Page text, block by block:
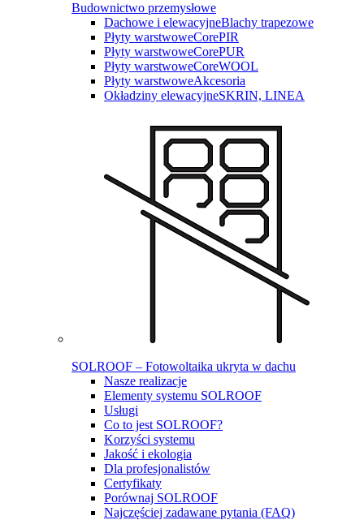
Budownictwo przemysłowe
Dachowe i elewacyjneBlachy trapezowe
Płyty warstwoweCorePIR
Płyty warstwoweCorePUR
Płyty warstwoweCoreWOOL
Płyty warstwoweAkcesoria
Okładziny elewacyjneSKRIN, LINEA
SOLROOF – Fotowoltaika ukryta w dachu
Nasze realizacje
Elementy systemu SOLROOF
Usługi
Co to jest SOLROOF?
Korzyści systemu
Jakość i ekologia
Dla profesjonalistów
Certyfikaty
Porównaj SOLROOF
Najczęściej zadawane pytania (FAQ)